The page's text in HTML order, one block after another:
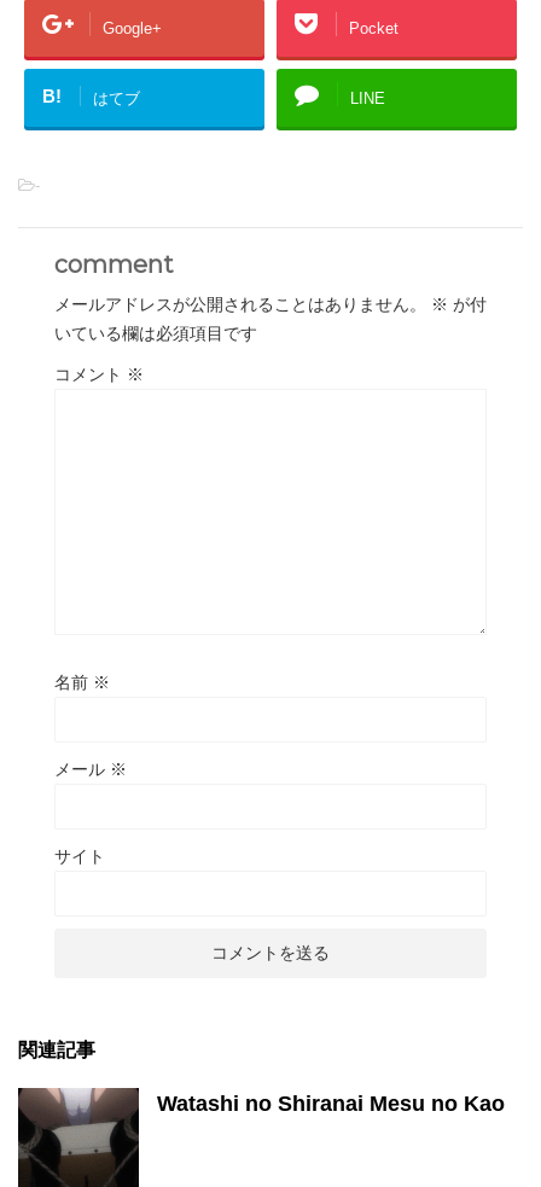
Google+ Pocket
B! はてブ LINE
-
comment
メールアドレスが公開されることはありません。 ※ が付
いている欄は必須項目です
コメント ※
名前 ※
メール ※
サイト
関連記事
Watashi no Shiranai Mesu no Kao